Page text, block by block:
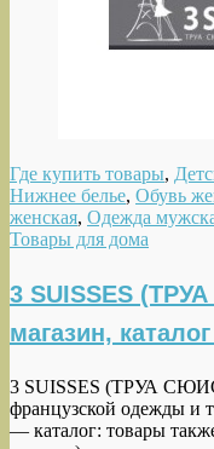
Где купить товары,
Нижнее белье, Обувь
женская, Одежда
Товары для дома
3 SUISSES
магазин,
3 SUISSES (ТРУА
французской одежды и
— каталог: товары